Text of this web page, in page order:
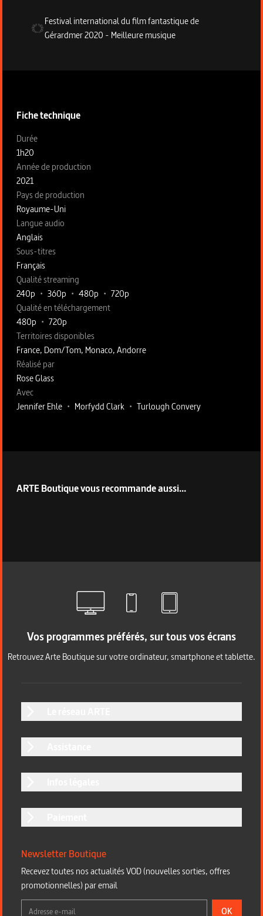
Festival international du film fantastique de
Gérardmer2020 - Meilleure musique
Fiche technique
Fiche technique section gauche
Durée
1h20
Année de production
2021
Pays de production
Royaume-Uni
Langue audio
Anglais
Sous-titres
Français
Qualité streaming
240p • 360p • 480p • 720p
Qualité en téléchargement
480p • 720p
Territoires disponibles
France, Dom/Tom, Monaco, Andorre
Fiche technique section droite
Réalisé par
Rose Glass
Avec
Jennifer Ehle • Morfydd Clark • Turlough Convery
ARTE Boutique vous recommande aussi...
Vos programmes préférés, sur tous vos écrans
Retrouvez Arte Boutique sur votre ordinateur, smartphone et tablette.
Newsletter Boutique
Recevez toutes nos actualités VOD (nouvelles sorties, offres
promotionnelles) par email
OK